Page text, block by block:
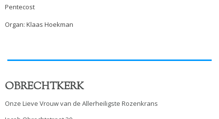
Pentecost
Organ: Klaas Hoekman
OBRECHTKERK
Onze Lieve Vrouw van de Allerheiligste Rozenkrans